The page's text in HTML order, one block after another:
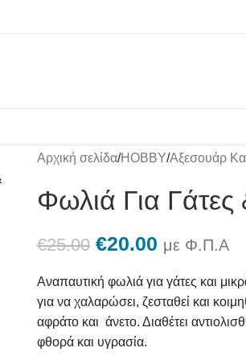
Αρχική σελίδα/HOBBY/Αξεσουάρ
Φωλιά Για
€25.00 €20.00 με Φ.Π.Α
Αναπαυτική φωλιά για γάτες και
για να χαλαρώσει, ζεσταθεί και
αφράτο και άνετο. Διαθέτει
φθορά και υγρασία.